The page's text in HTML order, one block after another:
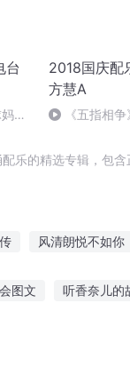
台
2018国庆配
方慧A
《五指相
乐的精选专辑，包
风清朗悦不如你
图文 听香奈儿的